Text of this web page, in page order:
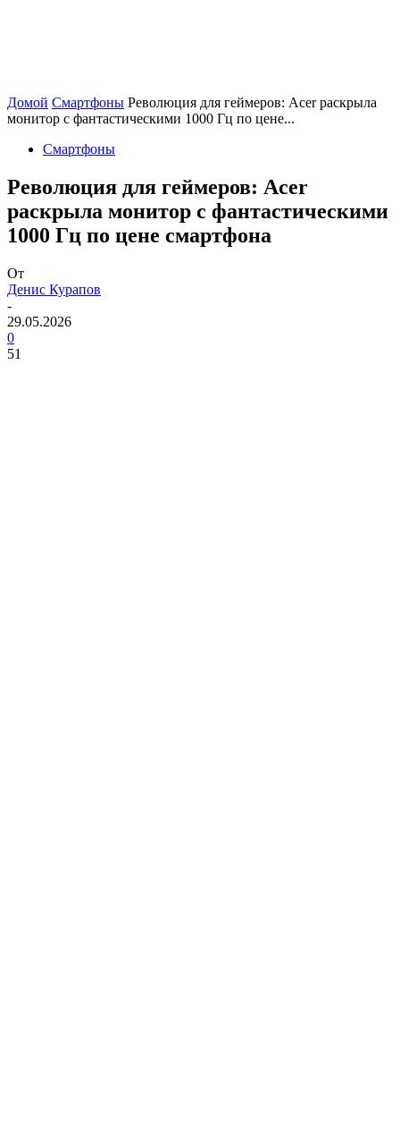
Домой Смартфоны Революция для геймеров: Acer раскрыла
монитор с фантастическими 1000 Гц по цене...
Смартфоны
Революция для геймеров: Acer
раскрыла монитор с фантастическими
1000 Гц по цене смартфона
От
Денис Курапов
-
29.05.2026
0
51